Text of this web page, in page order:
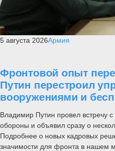
5 августа 2026Армия
Фронтовой опыт
Путин перестроил
вооружениями и
Владимир Путин провел встречу
обороны и объявил сразу о
Подробнее о новых кадровых
значимости для фронта в нашем